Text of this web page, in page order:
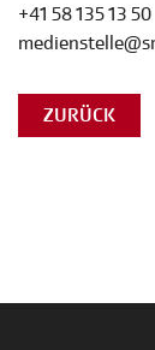
+41 58 135 13 50
ZURÜCK